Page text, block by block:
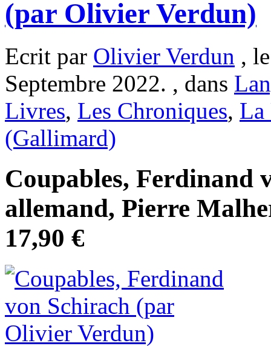
(par Olivier Verdun)
Ecrit par Olivier Verdun ,
Septembre 2022. , dans
Livres, Les Chroniques, La
(Gallimard)
Coupables, Ferdinand
allemand, Pierre
17,90 €